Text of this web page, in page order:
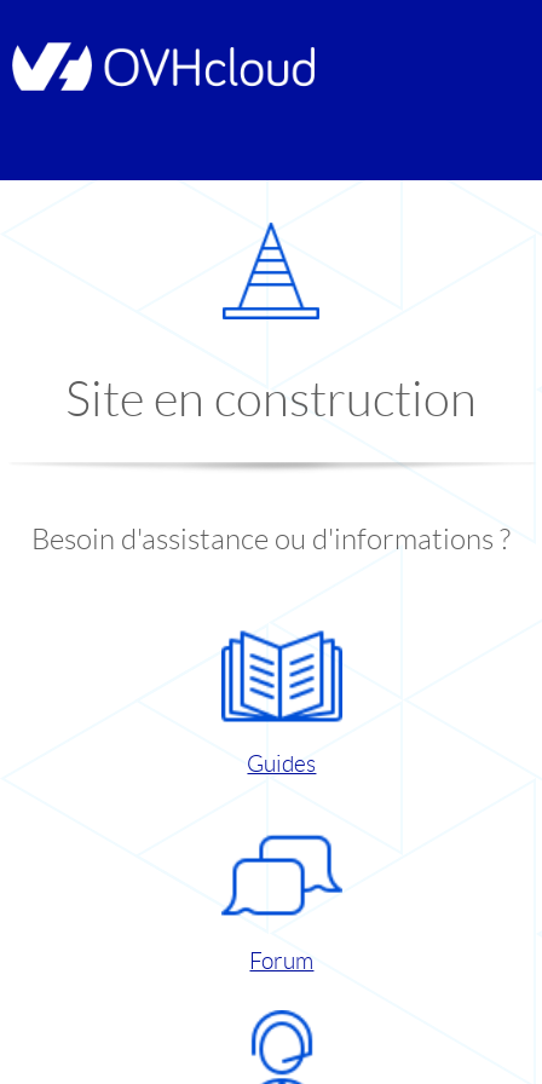
Site en construction
Besoin d'assistance ou d'informations ?
Guides
Forum